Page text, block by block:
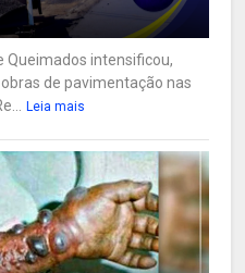
Queimados intensificou,
de pavimentação nas
Leia mais